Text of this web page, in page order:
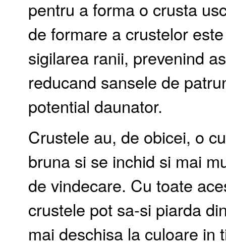
pentru a forma o crusta
de formare a crustelor
sigilarea ranii, prevenind
reducand sansele de
potential daunator.
Crustele au, de obicei, o
bruna si se inchid si mai
de vindecare. Cu toate
crustele pot sa-si piarda
mai deschisa la culoare in